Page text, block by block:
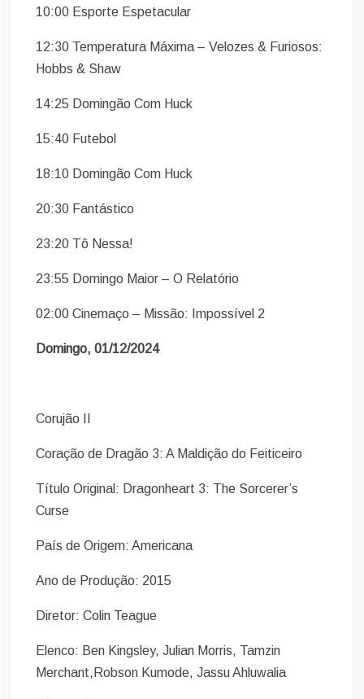
10:00 Esporte Espetacular
12:30 Temperatura Máxima – Velozes & Furiosos:
Hobbs & Shaw
14:25 Domingão Com Huck
15:40 Futebol
18:10 Domingão Com Huck
20:30 Fantástico
23:20 Tô Nessa!
23:55 Domingo Maior – O Relatório
02:00 Cinemaço – Missão: Impossível 2
Domingo, 01/12/2024
Corujão II
Coração de Dragão 3: A Maldição do Feiticeiro
Título Original: Dragonheart 3: The Sorcerer’s
Curse
País de Origem: Americana
Ano de Produção: 2015
Diretor: Colin Teague
Elenco: Ben Kingsley, Julian Morris, Tamzin
Merchant,Robson Kumode, Jassu Ahluwalia